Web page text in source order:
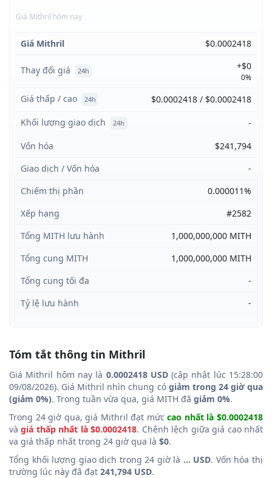
Giá Mithril hôm nay
Giá Mithril $0.0002418
Thay đổi giá 24h +$0
0%
Giá thấp / cao 24h
$0.0002418 / $0.0002418
Khối lượng giao dịch
24h
-
Vốn hóa
$241,794
Giao dịch / Vốn hóa
-
Chiếm thị phần
0.000011%
Xếp hạng
#2582
Tổng MITH lưu hành
1,000,000,000 MITH
Tổng cung MITH
1,000,000,000 MITH
Tổng cung tối đa
-
Tỷ lệ lưu hành
-
Tóm tắt thông tin Mithril
Giá Mithril hôm nay là 0.0002418 USD(cập nhật lúc 15:28:00
09/08/2026). Giá Mithril nhìn chung có giảm trong 24 giờ qua
(giảm 0%). Trong tuần vừa qua, giá MITH đã giảm 0%.
Trong 24 giờ qua, giá Mithril đạt mứccao nhất là $0.0002418
vàgiá thấp nhất là $0.0002418. Chênh lệch giữa giá cao nhất
va giá thấp nhất trong 24 giờ qua là $0.
Tổng khối lượng giao dịch trong 24 giờ là ... USD. Vốn hóa thị
trường lúc này đã đạt 241,794 USD.